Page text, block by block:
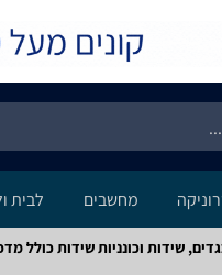
מחשבים לבית
שידות וכונניות ‏שידות ‏כולל